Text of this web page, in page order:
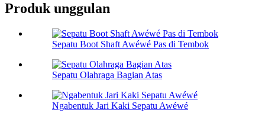
Produk unggulan
Sepatu Boot Shaft Awéwé Pas di Tembok
Sepatu Olahraga Bagian Atas
Ngabentuk Jari Kaki Sepatu Awéwé